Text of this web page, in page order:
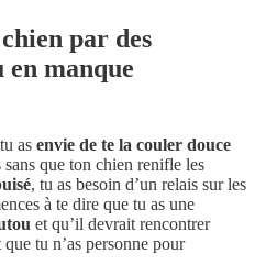
par des
en manque
as envie de te la couler douce
sans que ton chien renifle les
, tu as besoin d’un relais sur les
à te dire que tu as une
et qu’il devrait rencontrer
tu n’as personne pour